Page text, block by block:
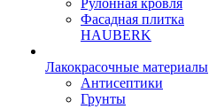
Рулонная кровля
Фасадная плитка
HAUBERK
Лакокрасочные материалы
Антисептики
Грунты